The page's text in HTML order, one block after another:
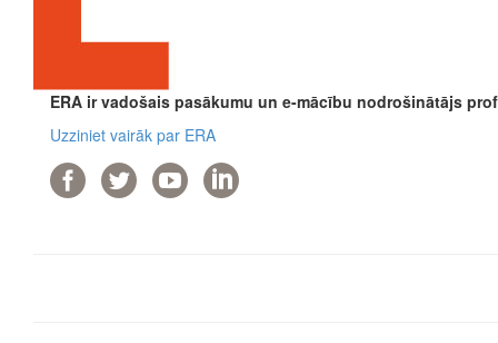
ERA ir vadošais pasākumu un e-mācību nodrošinātājs
Uzziniet vairāk par ERA